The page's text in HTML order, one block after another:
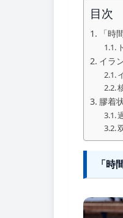
目次
「時
イラ
膠着
「